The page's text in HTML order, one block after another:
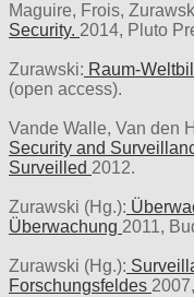
Maguire, Frois,
Security. 2014, Pluto
Zurawski: Raum-
(open access).
Vande Walle, Van den
Security and
Surveilled 2012.
Zurawski (Hg.):
Überwachung 2011,
Zurawski (Hg.):
Forschungsfeldes